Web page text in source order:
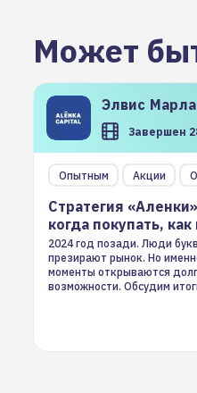
Может
Элвис
Завершен
Опытным Акции
Стратегия
когда покупать,
2024 год позади. Люди
презирают рынок. Но
моменты открываются
возможности. Обсудим